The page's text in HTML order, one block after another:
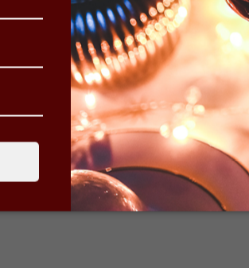
contrário, o mais indicado é optar por
SAUVIGNON BLANC